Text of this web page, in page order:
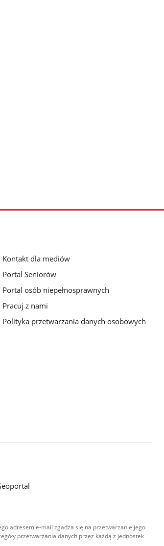
Kontakt dla mediów
Portal Seniorów
Portal osób niepełnosprawnych
Pracuj z nami
Polityka przetwarzania danych osobowych
adresem e-mail zgadza się na przetwarzanie jego
przetwarzania danych przez każdą z jednostek